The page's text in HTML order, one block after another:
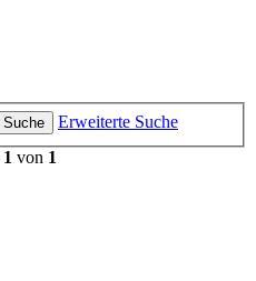
Suche
Erweiterte Suche
1 von 1